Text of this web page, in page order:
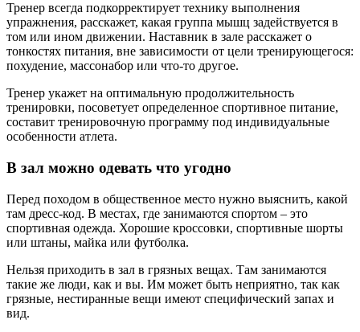
Тренер всегда подкорректирует технику выполнения
упражнения, расскажет, какая группа мышц задействуется в
том или ином движении. Наставник в зале расскажет о
тонкостях питания, вне зависимости от цели тренирующегося:
похудение, массонабор или что-то другое.
Тренер укажет на оптимальную продолжительность
тренировки, посоветует определенное спортивное питание,
составит тренировочную программу под индивидуальные
особенности атлета.
В зал можно одевать что угодно
Перед походом в общественное место нужно выяснить, какой
там дресс-код. В местах, где занимаются спортом – это
спортивная одежда. Хорошие кроссовки, спортивные шорты
или штаны, майка или футболка.
Нельзя приходить в зал в грязных вещах. Там занимаются
такие же люди, как и вы. Им может быть неприятно, так как
грязные, нестиранные вещи имеют специфический запах и
вид.